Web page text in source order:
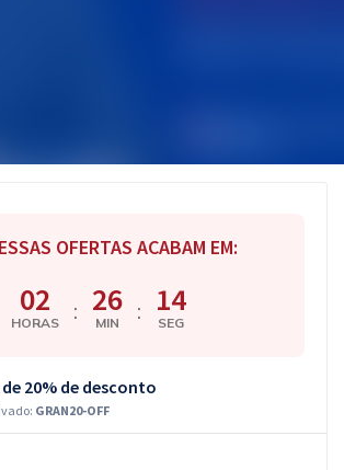
ESSAS OFERTAS ACABAM EM:
02
HORAS : 26
MIN : 13
SEG
20% de desconto
GRAN20-OFF